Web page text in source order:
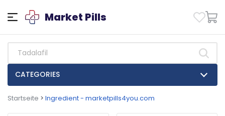
Market Pills
CATEGORIES
Startseite > Ingredient - marketpills4you.com